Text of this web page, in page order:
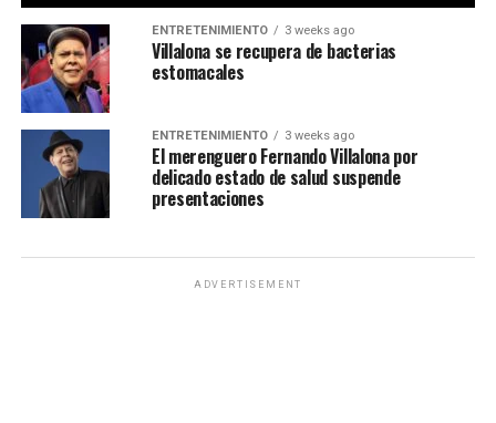
ENTRETENIMIENTO 3 weeks ago
Villalona se recupera de bacterias
estomacales
ENTRETENIMIENTO 3 weeks ago
El merenguero Fernando Villalona por
delicado estado de salud suspende
presentaciones
ADVERTISEMENT